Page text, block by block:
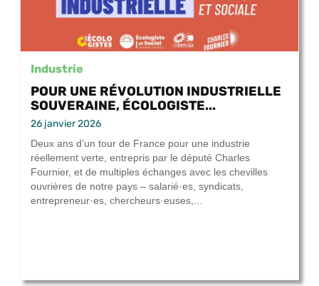
Industrie
POUR UNE RÉVOLUTION INDUSTRIELLE
SOUVERAINE, ÉCOLOGISTE...
26 janvier 2026
Deux ans d’un tour de France pour une industrie
réellement verte, entrepris par le député Charles
Fournier, et de multiples échanges avec les chevilles
ouvrières de notre pays – salarié·es, syndicats,
entrepreneur·es, chercheurs·euses,...